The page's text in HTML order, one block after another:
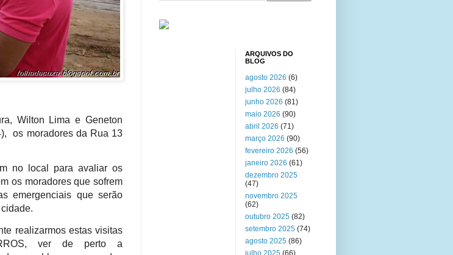
Wilton Lima e Geneton
os moradores da Rua 13
no local para avaliar os
os moradores que sofrem
emergenciais que serão
realizarmos estas visitas
ver de perto a
ARQUIVOS DO
BLOG
agosto 2026 (6)
julho 2026 (84)
junho 2026 (81)
maio 2026 (90)
abril 2026 (71)
março 2026 (90)
fevereiro 2026 (56)
janeiro 2026 (61)
dezembro 2025
(47)
novembro 2025
(62)
outubro 2025 (82)
setembro 2025 (74)
agosto 2025 (86)
julho 2025 (66)